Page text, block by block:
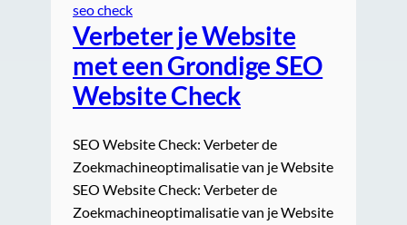
seo check
Verbeter je Website
met een Grondige SEO
Website Check
SEO Website Check: Verbeter de
Zoekmachineoptimalisatie van je Website
SEO Website Check: Verbeter de
Zoekmachineoptimalisatie van je Website